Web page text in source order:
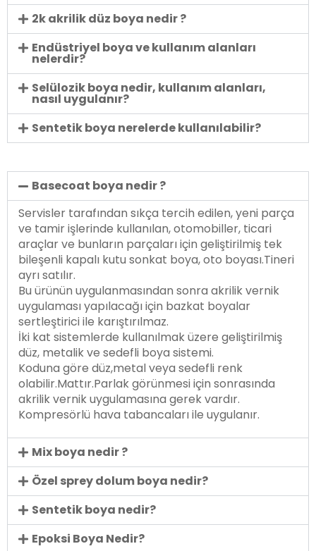
2k akrilik düz boya nedir ?
Endüstriyel boya ve kullanım alanları
nelerdir?
Selülozik boya nedir, kullanım alanları,
nasıl uygulanır?
Sentetik boya nerelerde kullanılabilir?
Basecoat boya nedir ?
Servisler tarafından sıkça tercih edilen, yeni parça
ve tamir işlerinde kullanılan, otomobiller, ticari
araçlar ve bunların parçaları için geliştirilmiş tek
bileşenli kapalı kutu sonkat boya, oto boyası.Tineri
ayrı satılır.
Bu ürünün uygulanmasından sonra akrilik vernik
uygulaması yapılacağı için bazkat boyalar
sertleştirici ile karıştırılmaz.
İki kat sistemlerde kullanılmak üzere geliştirilmiş
düz, metalik ve sedefli boya sistemi.
Koduna göre düz,metal veya sedefli renk
olabilir.Mattır.Parlak görünmesi için sonrasında
akrilik vernik uygulamasına gerek vardır.
Kompresörlü hava tabancaları ile uygulanır.
Mix boya nedir ?
Özel sprey dolum boya nedir?
Sentetik boya nedir?
Epoksi Boya Nedir?